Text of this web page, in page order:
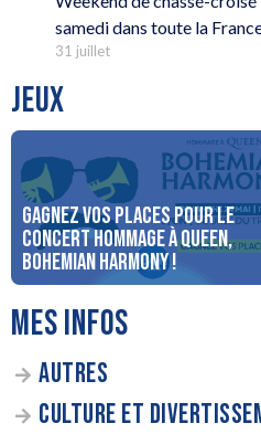
samedi dans toute la
31 juillet
JEUX
Gagnez vos places pour le
concert Hommage à Queen,
Bohemian Harmony !
MES INFOS
AUTRES
CULTURE ET